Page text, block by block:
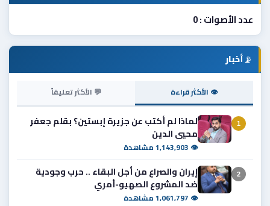
عدد الأصوات : 0
📡أخبار
👁 الأكثر قراءة 💬 الأكثر تعليقاً
1
لماذا لم أكتب عن جزيرة إبستين؟ بقلم جعفر
محيي الدين
👁 1,143,903 مشاهدة
2
إيران والصراع من أجل البقاء .. حرب وجودية
ضد المشروع الصهيو-أمري
👁 1,061,797 مشاهدة